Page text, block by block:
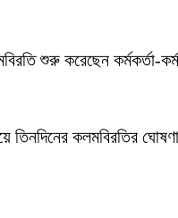
শুরু করেছেন কর্মকর্তা-
কলমবিরতির